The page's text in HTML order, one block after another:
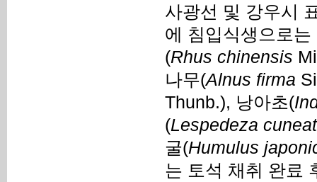
사광선 및 강우시
에 침입식생으로는
(Rhus chinensis
나무(Alnus firma
Thunb.), 낭아초(
(Lespedeza
굴(Humulus
는 토석 채취 완료